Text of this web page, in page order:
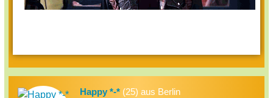
Happy *-* (25) aus Berlin